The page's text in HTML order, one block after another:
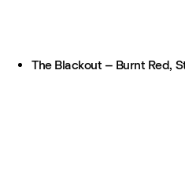
The Blackout – Burnt Red,